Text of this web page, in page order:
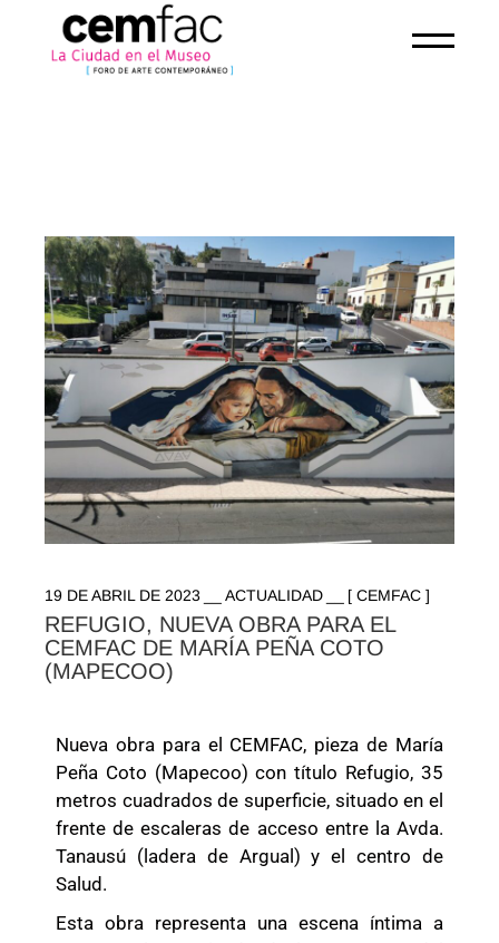
19 DE ABRIL DE 2023 ACTUALIDAD [ CEMFAC ]
REFUGIO, NUEVA OBRA PARA EL
CEMFAC DE MARÍA PEÑA COTO
(MAPECOO)
Nueva obra para el CEMFAC, pieza de María
Peña Coto (Mapecoo) con título Refugio, 35
metros cuadrados de superficie, situado en el
frente de escaleras de acceso entre la Avda.
Tanausú (ladera de Argual) y el centro de
Salud.
Esta obra representa una escena íntima a